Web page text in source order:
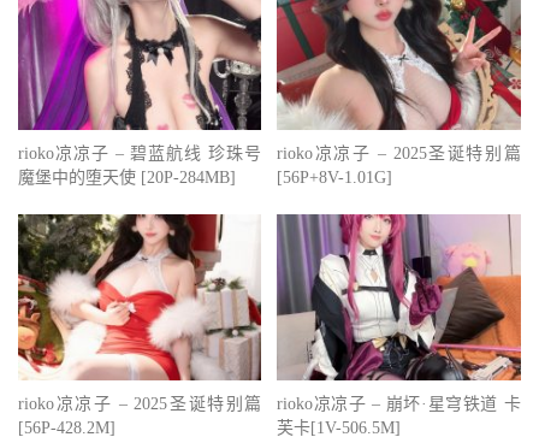
rioko凉凉子 – 碧蓝航线 珍珠号
魔堡中的堕天使 [20P-284MB]
rioko凉凉子 – 2025圣诞特别篇
[56P+8V-1.01G]
rioko凉凉子 – 2025圣诞特别篇
[56P-428.2M]
rioko凉凉子 – 崩坏·星穹铁道 卡
芙卡[1V-506.5M]